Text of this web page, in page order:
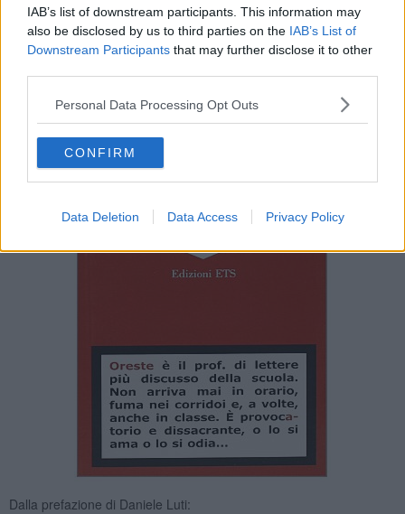
IAB’s list of downstream participants. This information may
also be disclosed by us to third parties on the IAB’s List of
Downstream Participants that may further disclose it to other
Personal Data Processing Opt Outs
CONFIRM
Data Deletion Data Access Privacy Policy
scritto una monografia su Antonello da Messina. Altre sue
pubblicazioni con Pacini Editore Bestiario pisano, Detti pisani.
Graaande … prof
Dalla prefazione di Daniele Luti: